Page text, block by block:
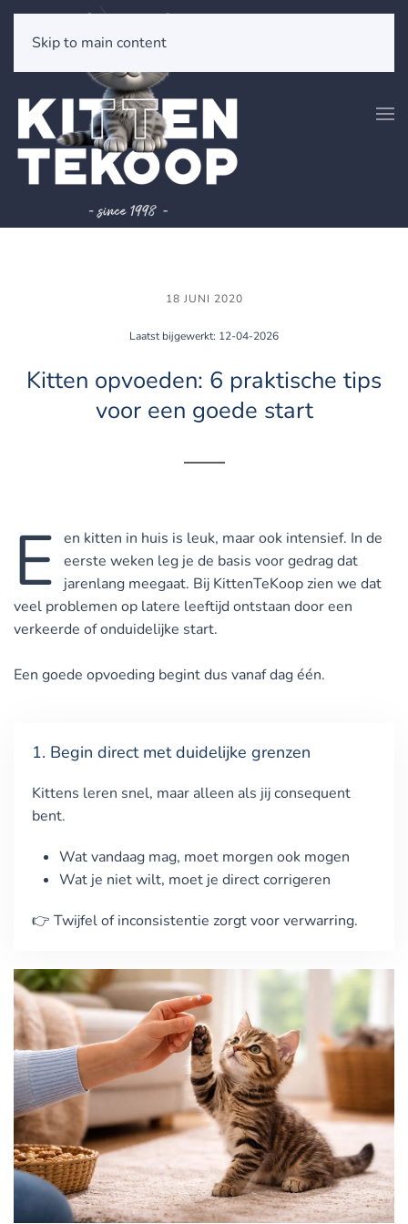
Skip to main content
18 JUNI 2020
Laatst bijgewerkt: 12-04-2026
Kitten opvoeden: 6 praktische tips
voor een goede start
E en kitten in huis is leuk, maar ook intensief. In de
eerste weken leg je de basis voor gedrag dat
jarenlang meegaat. Bij KittenTeKoop zien we dat
veel problemen op latere leeftijd ontstaan door een
verkeerde of onduidelijke start.
Een goede opvoeding begint dus vanaf dag één.
1. Begin direct met duidelijke grenzen
Kittens leren snel, maar alleen als jij consequent
bent.
Wat vandaag mag, moet morgen ook mogen
Wat je niet wilt, moet je direct corrigeren
👉 Twijfel of inconsistentie zorgt voor verwarring.